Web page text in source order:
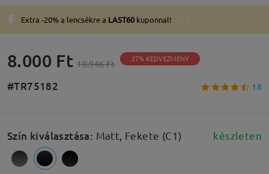
Extra -20% a lencsékre a LAST60 kuponnal!
8.000 Ft 10.946 Ft 27% KEDVEZMÉNY
#TR75182 18
Szín kiválasztása: Matt, Fekete (C1) készleten